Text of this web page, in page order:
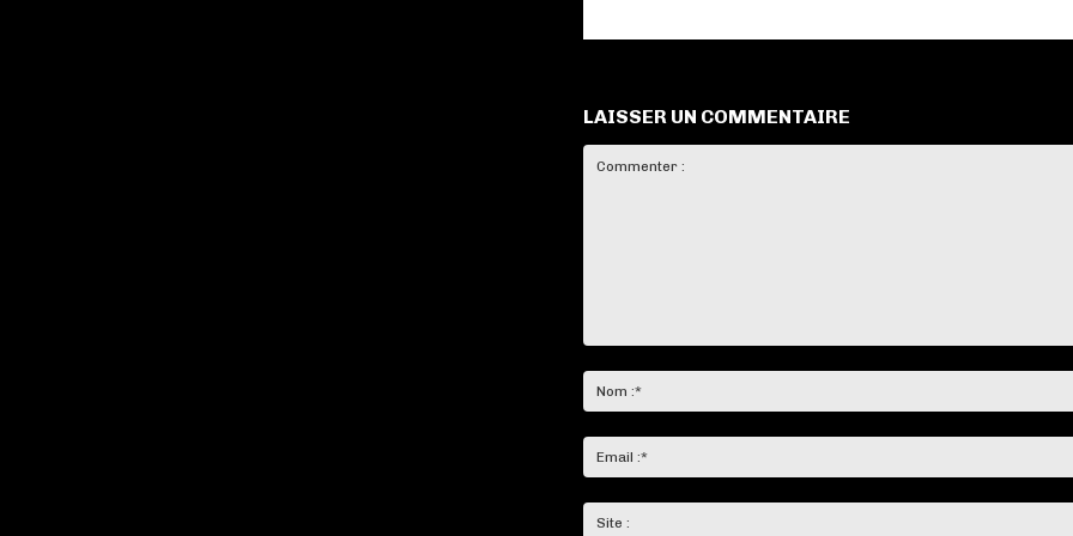
LAISSER UN COMMENTAIRE